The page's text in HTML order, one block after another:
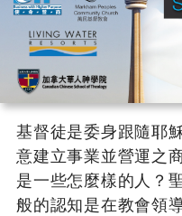
基督徒是委身跟隨耶
意建立事業並營運之
是一些怎麼樣的人？
般的認知是在教會領